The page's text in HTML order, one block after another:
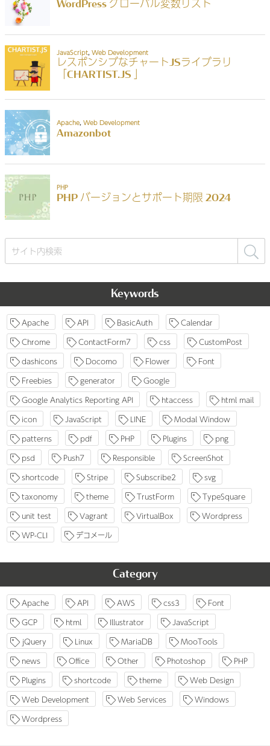
検
索:
Keywords
Apache API BasicAuth
Calendar
Chrome
ContactForm7 css
CustomPost
dashicons
Docomo Flower
Font
Freebies
generator
Google
Google Analytics Reporting API
htaccess
html mail
icon
JavaScript LINE
Modal Window
patterns
pdf PHP Plugins
png
psd
Push7 Responsible
ScreenShot
shortcode
Stripe Subscribe2
svg
taxonomy
theme TrustForm
TypeSquare
unit test
Vagrant VirtualBox
Wordpress
WP-CLI
デコメール
Category
Apache API AWS css3
Font
GCP
html Illustrator
JavaScript
jQuery
Linux MariaDB
MooTools
news
Office Other Photoshop
PHP
Plugins
shortcode theme
Web Design
Web Development
Web Services
Windows
Wordpress